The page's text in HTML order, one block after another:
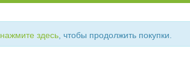
нажмите здесь , чтобы продолжить покупки.